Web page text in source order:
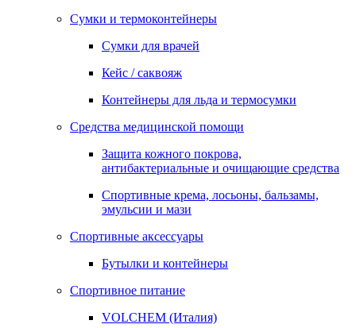
Сумки и термоконтейнеры
Сумки для врачей
Кейс / саквояж
Контейнеры для льда и термосумки
Средства медицинской помощи
Защита кожного покрова,
антибактериальные и очищающие средства
Спортивные крема, лосьоны, бальзамы,
эмульсии и мази
Спортивные аксессуары
Бутылки и контейнеры
Спортивное питание
VOLCHEM (Италия)